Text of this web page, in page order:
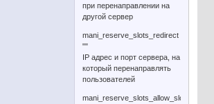
при перенаправлении на
другой сервер
mani_reserve_slots_redirect
""
IP адрес и порт сервера, на
который перенаправлять
пользователей
mani_reserve_slots_allow_slot_fill